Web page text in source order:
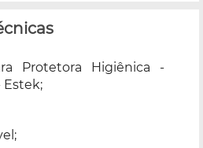
Protetora Higiênica -
Estek;